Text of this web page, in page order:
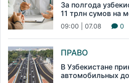
За полгода
11 трлн сумов на
09:00 | 07.08 0
ПРАВО
В Узбекистане
автомобильных